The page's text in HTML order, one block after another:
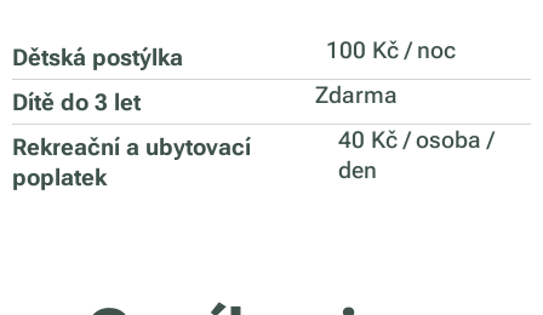
Dětská postýlka
100 Kč / noc
Dítě do 3 let
Zdarma
Rekreační a ubytovací
poplatek
40 Kč / osoba /
den